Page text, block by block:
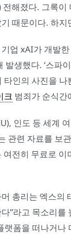
전해졌다. 그록
때문이다. 하
업 xAI가 개발
발생했다. ‘스파
타인의 사진을
크 범죄가 순식간
인도 등 세계
관련 자료를 보
전히 무료로 이
총리는 엑스의
”라고 목소리
랫폼을 떠나거